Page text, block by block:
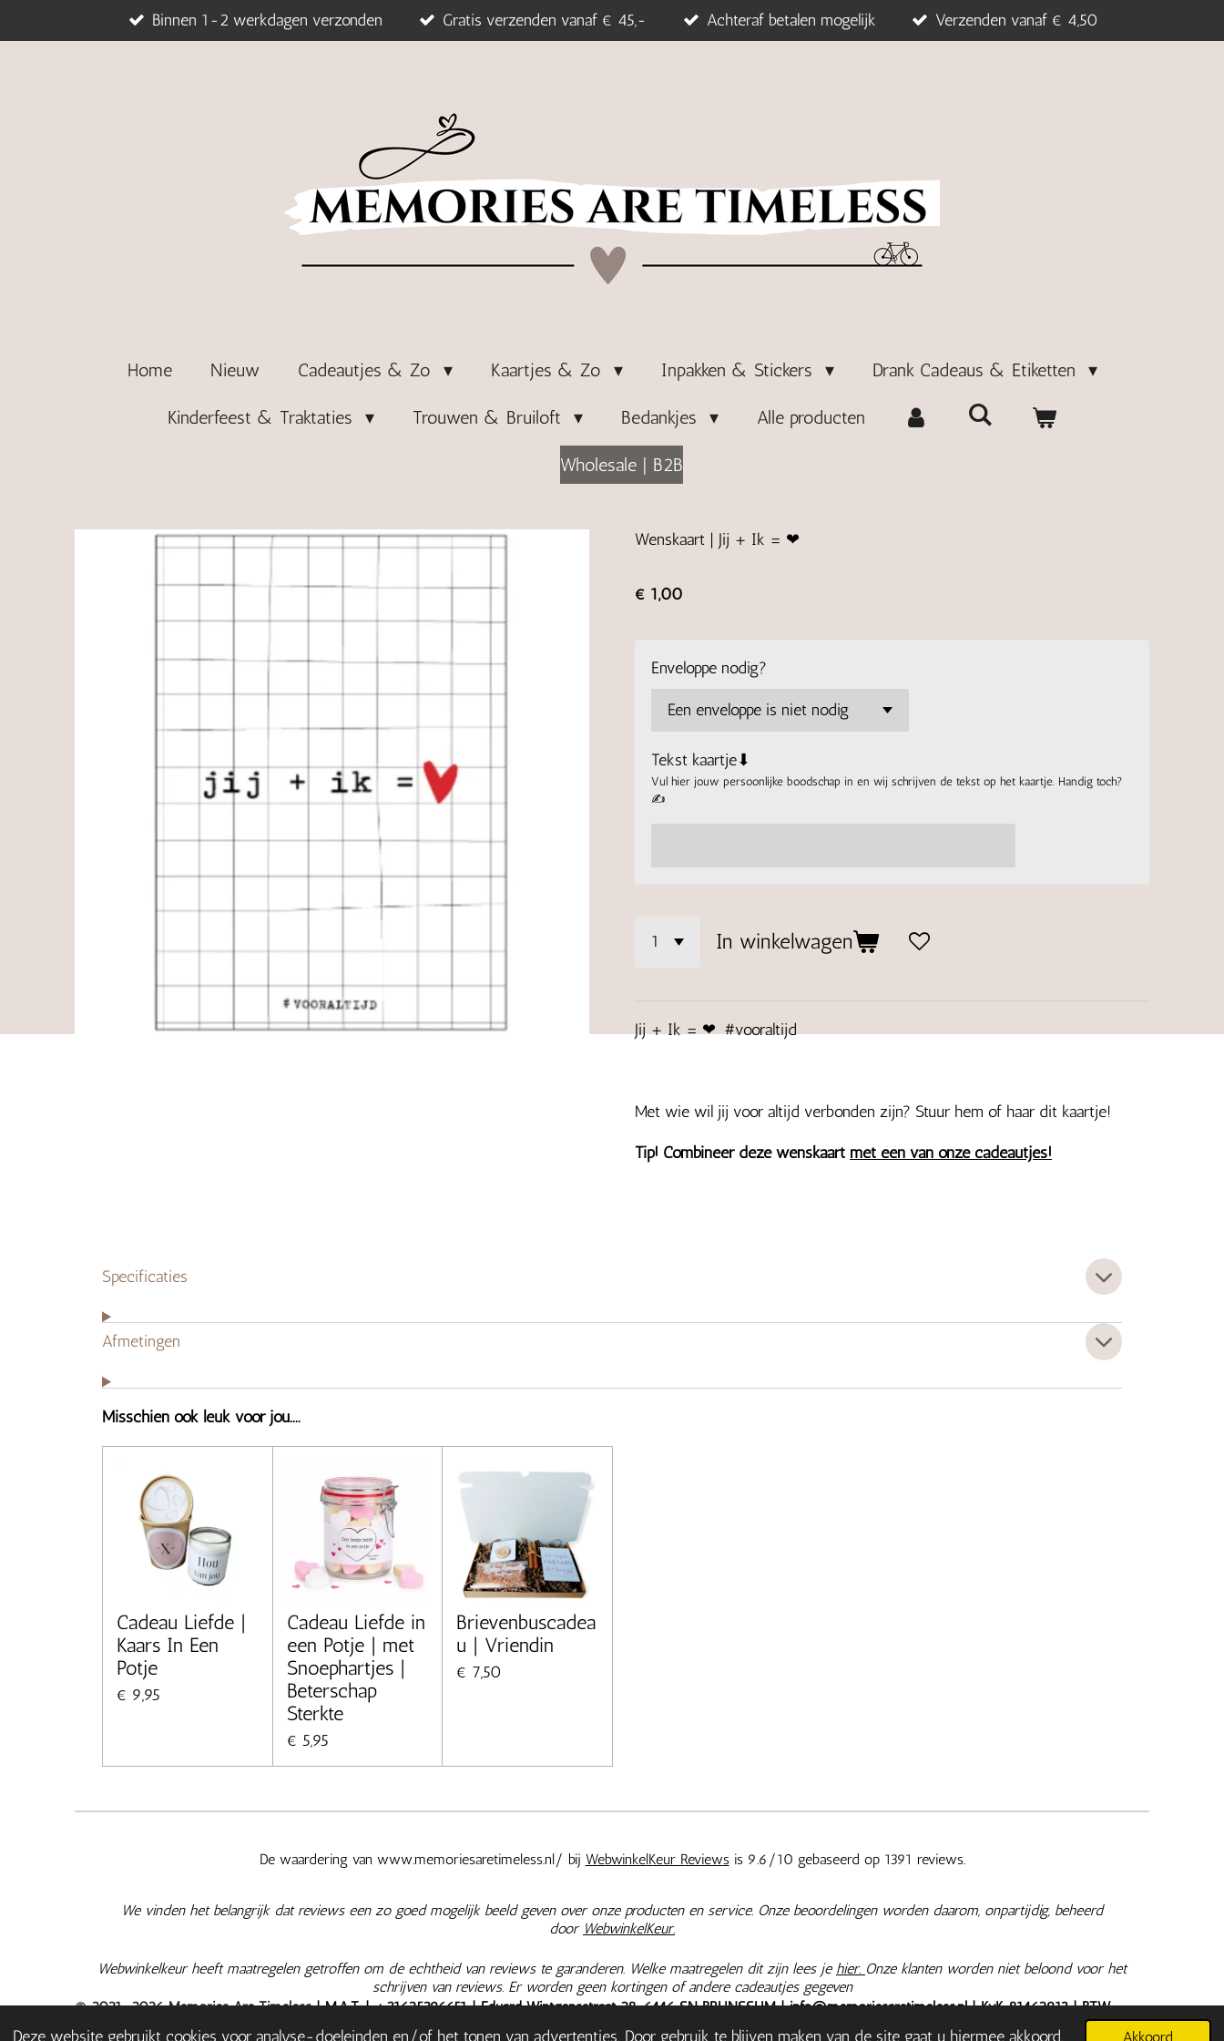
Deze website gebruikt cookies voor analyse-doeleinden en/of het tonen van advertenties. Door gebruik te blijven maken van de site gaat u hiermee akkoord. Akkoord
direct
Binnen 1-2 werkdagen verzonden Gratis verzenden vanaf € 45,- Achteraf betalen mogelijk Verzenden vanaf € 4,50
Home Nieuw Cadeautjes & Zo Kaartjes & Zo Inpakken & Stickers Drank Cadeaus & Etiketten
Kinderfeest & Traktaties Trouwen & Bruiloft Bedankjes Alle producten
Wholesale | B2B
Wenskaart | Jij + Ik = ❤
€ 1,00
Enveloppe nodig?
Tekst kaartje⬇
Vul hier jouw persoonlijke boodschap in en wij schrijven de tekst op het kaartje. Handig toch?
✍
In winkelwagen
Jij + Ik = ❤ #vooraltijd
Met wie wil jij voor altijd verbonden zijn? Stuur hem of haar dit kaartje!
Tip! Combineer deze wenskaart met één van onze cadeautjes!
Specificaties
Afmetingen
Misschien ook leuk voor jou....
Cadeau Liefde |
Kaars In Een
Potje
€ 9,95
Cadeau Liefde in
een Potje | met
Snoephartjes |
Beterschap
Sterkte
€ 5,95
Brievenbuscadea
u | Vriendin
€ 7,50
De waardering van www.memoriesaretimeless.nl/ bij WebwinkelKeur Reviewsis 9.6/10 gebaseerd op 1391 reviews.
We vinden het belangrijk dat reviews een zo goed mogelijk beeld geven over onze producten en service. Onze beoordelingen worden daarom, onpartijdig, beheerd
door WebwinkelKeur.
Webwinkelkeur heeft maatregelen getroffen om de echtheid van reviews te garanderen. Welke maatregelen dit zijn lees je hier. Onze klanten worden niet beloond voor het
schrijven van reviews. Er worden geen kortingen of andere cadeautjes gegeven
© 2021-2026 Memories Are Timeless| M.A.T. | +31625396651| Eduard Wintgensstraat 28, 6446 SN BRUNSSUM |info@memoriesaretimeless.nl| KvK 81462913 | BTW
NL003566935B02
| Algemene Voorwaarden | Privacy | Retourneren & Herroepen | Bestelling herroepen | Onze prijzen zijn inclusief 9% of 21% BTW, tenzij anders aangegeven.